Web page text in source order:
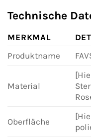
Technische
MERKMAL
Produktname
Material
Oberfläche